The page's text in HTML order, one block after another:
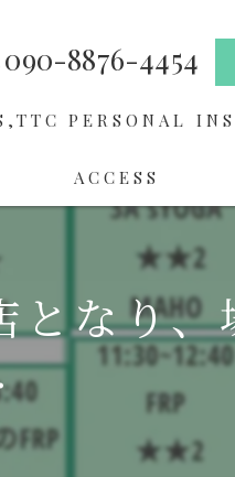
090-8876-4454
PERSONAL
ACCESS
なり